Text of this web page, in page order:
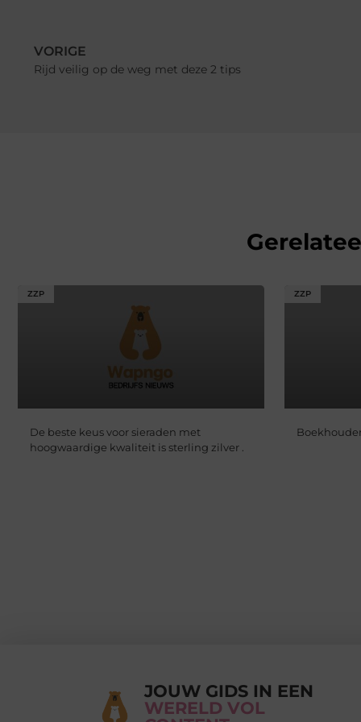
VORIGE
Rijd veilig op de weg met deze 2 tips
ZZP
De beste keus voor sieraden met
hoogwaardige kwaliteit is sterling zilver .
ZZP
JOUW GIDS IN EEN
WERELD VOL